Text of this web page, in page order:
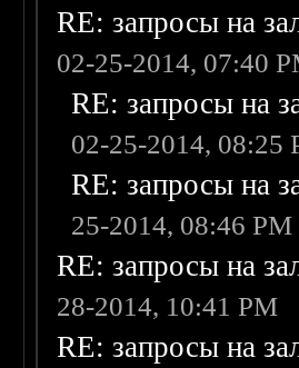
RE: запросы на
02-25-2014, 07:40
RE: запросы на
02-25-2014, 08:25
RE: запросы на
25-2014, 08:46 PM
RE: запросы на
28-2014, 10:41 PM
RE: запросы на